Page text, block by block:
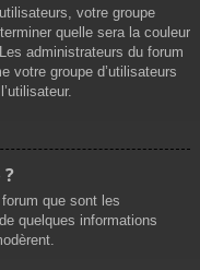
votre groupe
quelle sera la couleur
administrateurs du forum
votre groupe d’utilisateurs
que sont les
quelques informations